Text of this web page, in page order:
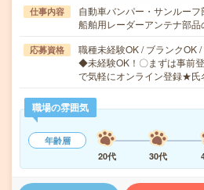
仕事内容
自動車バンパー・サンルー
船舶用レーダーアンテナ部
応募資格
職種未経験OK / ブランクOK
◆未経験OK！〇まずは事前
で気軽にオンライン登録★
職場の雰囲気
年齢層
20代
30代